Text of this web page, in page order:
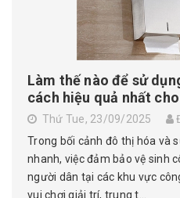
Làm thế nào để sử
cách hiệu quả nhất cho
cộngThứ Tue, 23/09/2025
Trong bối cảnh đô thị hóa và
nhanh, việc đảm bảo vệ sinh
người dân tại các khu vực
vui chơi giải trí, trung t...